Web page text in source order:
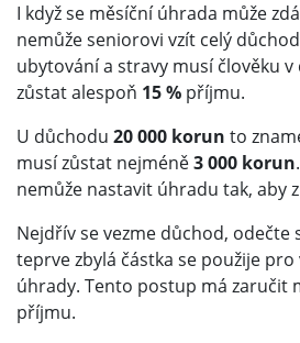
I když se měsíční úhrada může
nemůže seniorovi vzít celý
ubytování a stravy musí člověku
zůstat alespoň 15 % příjmu.
U důchodu 20 000 korun to
musí zůstat nejméně3 000 korun
nemůže nastavit úhradu tak, aby
Nejdřív se vezme důchod, odečte
teprve zbylá částka se použije
úhrady. Tento postup má zaručit
příjmu.